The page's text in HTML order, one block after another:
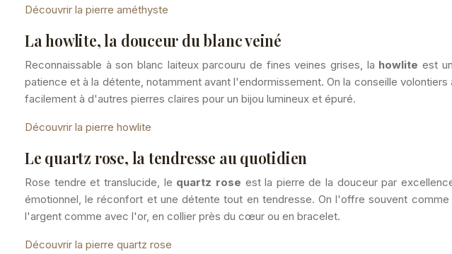
Découvrir la pierre améthyste
La howlite, la douceur du blanc veiné
Reconnaissable à son blanc laiteux parcouru de fines veines grises, la howlite est
patience et à la détente, notamment avant l'endormissement. On la conseille
facilement à d'autres pierres claires pour un bijou lumineux et épuré.
Découvrir la pierre howlite
Le quartz rose, la tendresse au quotidien
Rose tendre et translucide, le quartz rose est la pierre de la douceur par
émotionnel, le réconfort et une détente tout en tendresse. On l'offre souvent
l'argent comme avec l'or, en collier près du cœur ou en bracelet.
Découvrir la pierre quartz rose